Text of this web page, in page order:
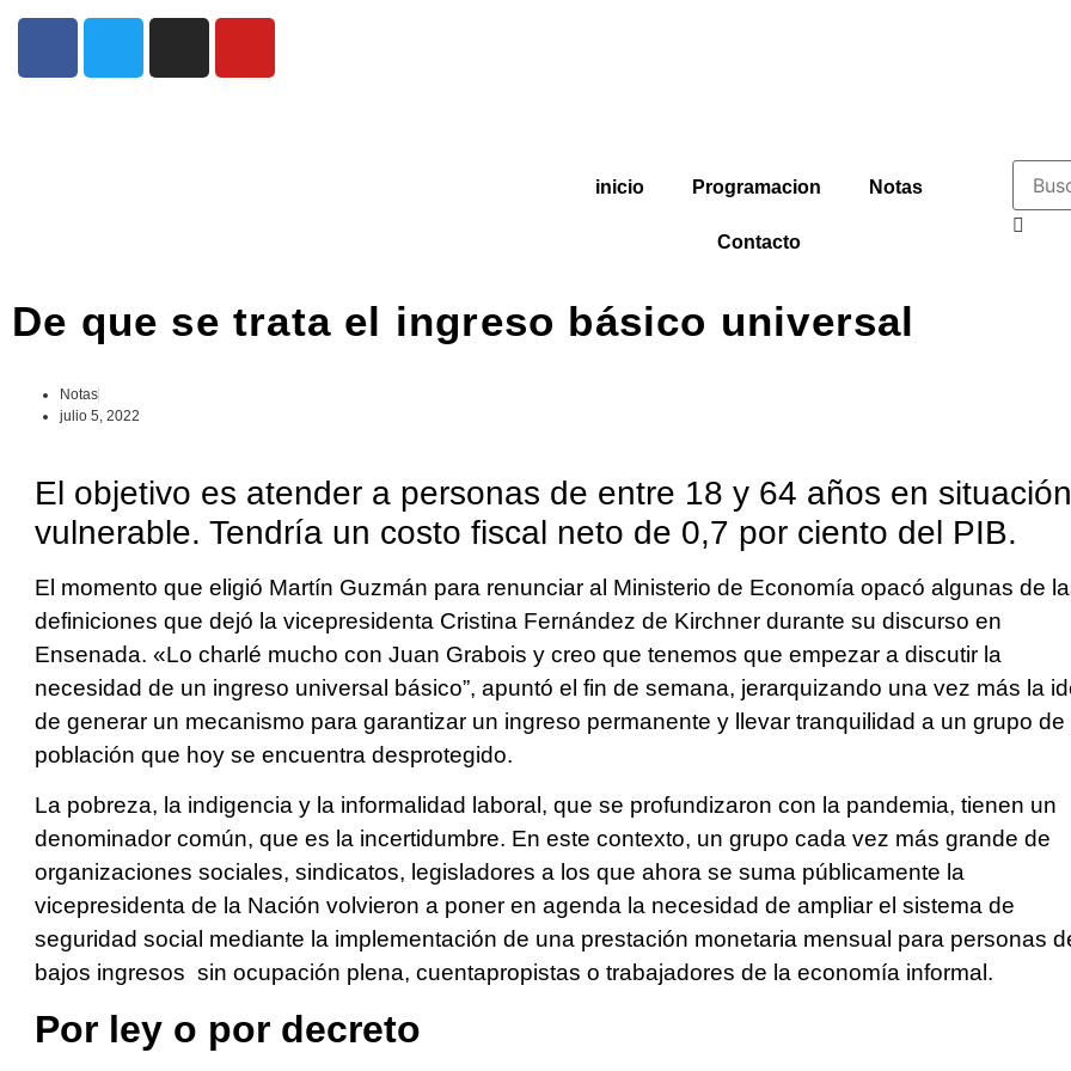
inicio Programacion Notas
Contacto
De que se trata el ingreso básico universal
Notas
julio 5, 2022
El objetivo es atender a personas de entre 18 y 64 años en situación
vulnerable. Tendría un costo fiscal neto de 0,7 por ciento del PIB.
El momento que eligió Martín Guzmán para renunciar al Ministerio de Economía opacó algunas de
definiciones que dejó la vicepresidenta Cristina Fernández de Kirchner durante su discurso en
Ensenada. «Lo charlé mucho con Juan Grabois y creo que tenemos que empezar a discutir la
necesidad de un ingreso universal básico”, apuntó el fin de semana, jerarquizando una vez más la
de generar un mecanismo para garantizar un ingreso permanente y llevar tranquilidad a un grupo de
población que hoy se encuentra desprotegido.
La pobreza, la indigencia y la informalidad laboral, que se profundizaron con la pandemia, tienen un
denominador común, que es la incertidumbre. En este contexto, un grupo cada vez más grande de
organizaciones sociales, sindicatos, legisladores a los que ahora se suma públicamente la
vicepresidenta de la Nación volvieron a poner en agenda la necesidad de ampliar el sistema de
seguridad social mediante la implementación de una prestación monetaria mensual para personas
bajos ingresos sin ocupación plena, cuentapropistas o trabajadores de la economía informal.
Por ley o por decreto